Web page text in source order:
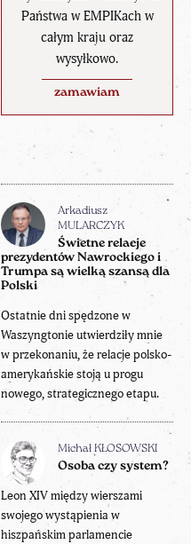
Państwa w EMPIKach w
całym kraju oraz
wysyłkowo.
zamawiam
Arkadiusz
MULARCZYK
Świetne relacje
prezydentów Nawrockiego i
Trumpa są wielką szansą dla
Polski
Ostatnie dni spędzone w
Waszyngtonie utwierdziły mnie
w przekonaniu, że relacje polsko-
amerykańskie stoją u progu
nowego, strategicznego etapu.
Michał KŁOSOWSKI
Osoba czy system?
Leon XIV między wierszami
swojego wystąpienia w
hiszpańskim parlamencie